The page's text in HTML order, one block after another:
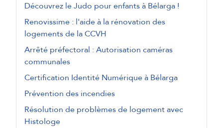
Découvrez le Judo pour enfants à Bélarga !
Renovissime : l'aide à la rénovation des
logements de la CCVH
Arrêté préfectoral : Autorisation caméras
communales
Certification Identité Numérique à Bélarga
Prévention des incendies
Résolution de problèmes de logement avec
Histologe